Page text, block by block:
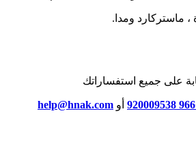
، ماستركارد ومدا.
على جميع استفساراتك
أو help@hnak.com